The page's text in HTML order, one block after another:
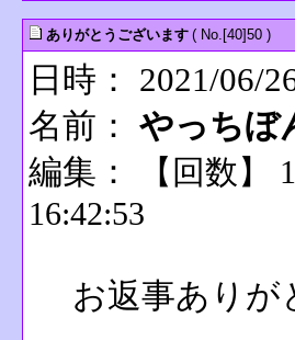
ありがとうございます ( No.[40]50 )
日時： 2021/06/
名前： やっちぼ
編集：
【回数
16:42:53
お返事ありが